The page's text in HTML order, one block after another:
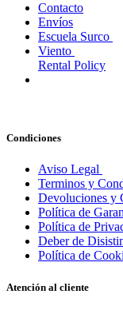
Contacto
Envíos
Escuela Surco
Viento
Rental Policy
Condiciones
Aviso Legal
Terminos y
Devoluciones y
Política de
Política de
Deber de
Política de
Atención al cliente